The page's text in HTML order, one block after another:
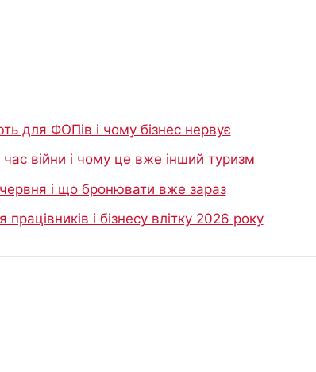
для ФОПів і чому бізнес нервує
час війни і чому це вже інший туризм
червня і що бронювати вже зараз
і бізнесу влітку 2026 року